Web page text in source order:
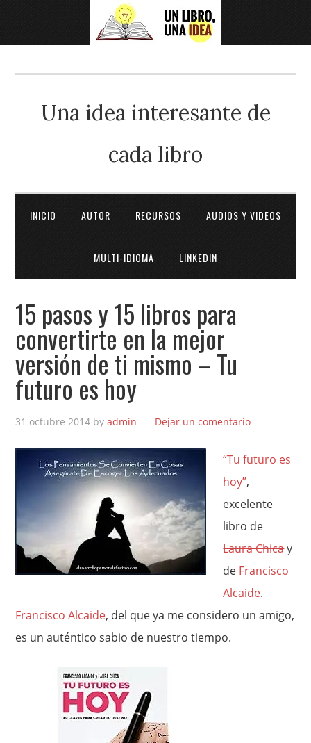
Una idea interesante de
cada libro
INICIO AUTOR RECURSOS AUDIOS Y VIDEOS
MULTI-IDIOMA LINKEDIN
15 pasos y 15 libros para
convertirte en la mejor
versión de ti mismo – Tu
futuro es hoy
31 octubre 2014 byadmin Dejar un comentario
“Tu futuro es
hoy”,
excelente
libro de
Laura Chicay
de Francisco
Alcaide.
Francisco Alcaide, del que ya me considero un amigo,
es un auténtico sabio de nuestro tiempo.